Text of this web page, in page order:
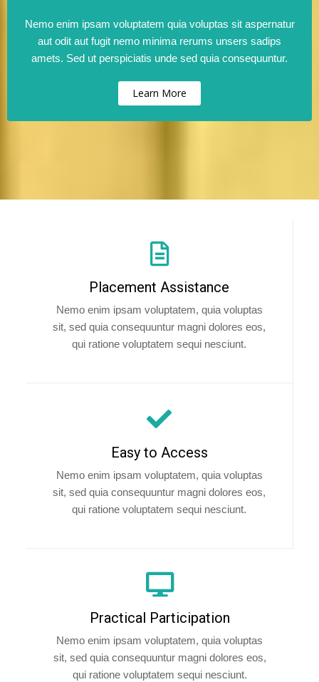
Nemo enim ipsam voluptatem quia voluptas sit aspernatur
aut odit aut fugit nemo minima rerums unsers sadips
amets. Sed ut perspiciatis unde sed quia consequuntur.
Learn More
Placement Assistance
Nemo enim ipsam voluptatem, quia voluptas
sit, sed quia consequuntur magni dolores eos,
qui ratione voluptatem sequi nesciunt.
Easy to Access
Nemo enim ipsam voluptatem, quia voluptas
sit, sed quia consequuntur magni dolores eos,
qui ratione voluptatem sequi nesciunt.
Practical Participation
Nemo enim ipsam voluptatem, quia voluptas
sit, sed quia consequuntur magni dolores eos,
qui ratione voluptatem sequi nesciunt.